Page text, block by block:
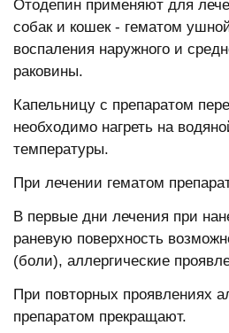
Отодепин применяют для
собак и кошек - гематом
воспаления наружного и
раковины.
Капельницу с препаратом
необходимо нагреть на
температуры.
При лечении гематом
В первые дни лечения при
раневую поверхность
(боли), аллергические
При повторных проявлениях
препаратом прекращают.